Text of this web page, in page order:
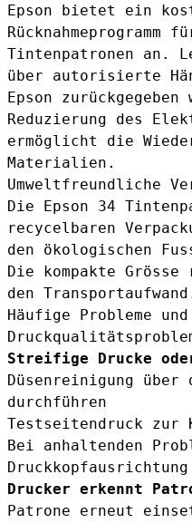
Epson bietet ein
Rücknahmeprogramm
Tintenpatronen an.
über autorisierte
Epson
Reduzierung des
ermöglicht die
Materialien.
Umweltfreundliche
Die Epson 34
recycelbaren
den ökologischen
Die kompakte
den
Häufige Probleme
Streifige Drucke
Düsenreinigung über
durchführen
Testseitendruck zur
Bei anhaltenden
Drucker erkennt
Patrone erneut